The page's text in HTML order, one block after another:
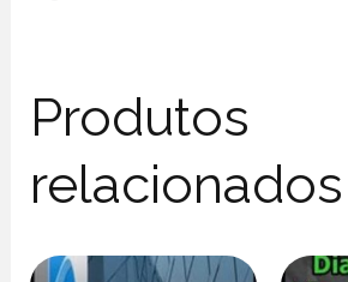
Produtos
relacionados